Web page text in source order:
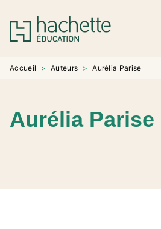
MENU RECHERCHE
PIED DE PAGE
Accueil > Auteurs > Aurélia Parise
Aurélia Parise